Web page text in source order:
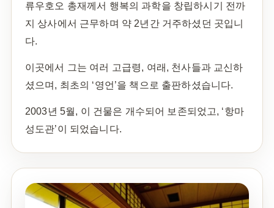
류우호오 총재께서 행복의 과학을 창립하시기 전까
지 상사에서 근무하며 약 2년간 거주하셨던 곳입니
다.
이곳에서 그는 여러 고급령, 여래, 천사들과 교신하
셨으며, 최초의 ‘영언’을 책으로 출판하셨습니다.
2003년 5월, 이 건물은 개수되어 보존되었고, ‘항마
성도관’이 되었습니다.